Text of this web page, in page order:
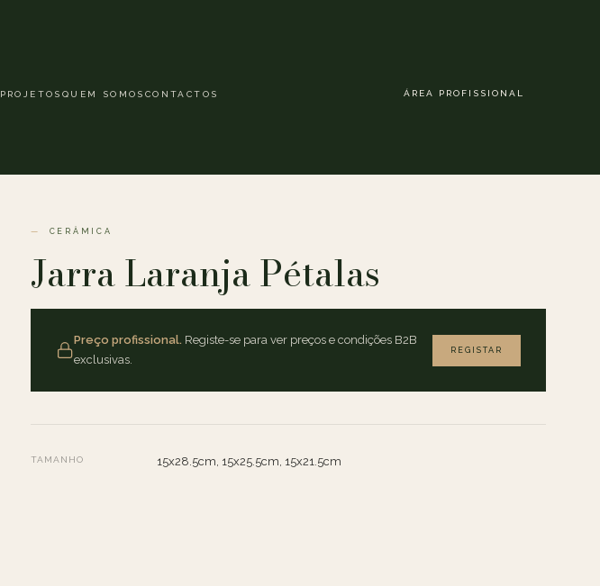
PROJETOS QUEM SOMOS CONTACTOS ÁREA PROFISSIONAL
CERÂMICA
Jarra Laranja Pétalas
Preço profissional. Registe-se para ver preços e condições B2B
exclusivas.
REGISTAR
TAMANHO 15x28.5cm, 15x25.5cm, 15x21.5cm